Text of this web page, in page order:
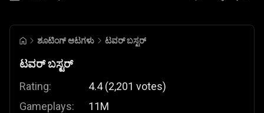
ಶೂಟಿಂಗ್ ಆಟಗಳು ಟವರ್ ಬಸ್ಟರ್
ಟವರ್ ಬಸ್ಟರ್
Rating:
Gameplays:
4.4 (2,201 votes)
11M